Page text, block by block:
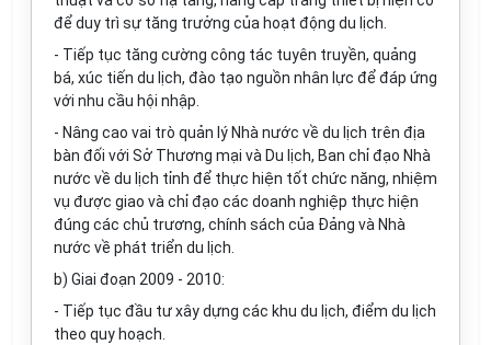
để duy trì sự tăng trưởng của hoạt động du lịch.
- Tiếp tục tăng cường công tác tuyên truyền, quảng
bá, xúc tiến du lịch, đào tạo nguồn nhân lực đểđáp ứng
với nhu cầu hội nhập.
- Nâng cao vai trò quản lý Nhà nước về du lịch trên địa
bàn đối với Sở Thương mại và Du lịch, Ban chỉ đạo Nhà
nước về du lịch tỉnh để thực hiện tốt chức năng, nhiệm
vụ được giao và chỉ đạo các doanh nghiệp thực hiện
đúng các chủ trương, chính sách của Đảng và Nhà
nước về phát triển du lịch.
b) Giai đoạn 2009 - 2010:
- Tiếp tục đầu tư xây dựng các khu du lịch, điểm du lịch
theo quy hoạch.